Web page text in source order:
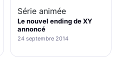
Série animée
Le nouvel ending de XY
annoncé
24 septembre 2014